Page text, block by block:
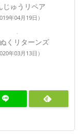
じゅうリペア
年04月19日）
くリターンズ
年03月13日）